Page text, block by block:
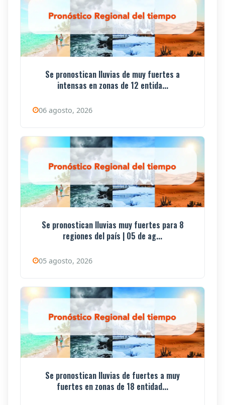
Se pronostican lluvias de muy fuertes a
intensas en zonas de 12 entida...
06 agosto, 2026
Se pronostican lluvias muy fuertes para 8
regiones del país | 05 de ag...
05 agosto, 2026
Se pronostican lluvias de fuertes a muy
fuertes en zonas de 18 entidad...